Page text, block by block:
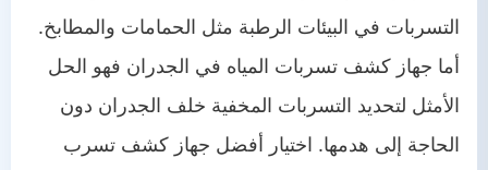
التسربات في البيئات الرطبة مثل الحمامات والمطابخ.
أما جهاز كشف تسربات المياه في الجدران فهو الحل
الأمثل لتحديد التسربات المخفية خلف الجدران دون
الحاجة إلى هدمها. اختيار أفضل جهاز كشف تسرب